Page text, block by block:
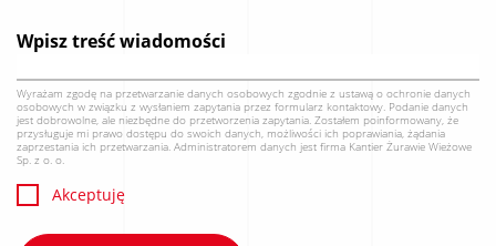
Wpisz treść wiadomości
Wyrażam zgodę na przetwarzanie danych osobowych zgodnie z ustawą o ochronie danych
osobowych w związku z wysłaniem zapytania przez formularz kontaktowy. Podanie danych
jest dobrowolne, ale niezbędne do przetworzenia zapytania. Zostałem poinformowany, że
przysługuje mi prawo dostępu do swoich danych, możliwości ich poprawiania, żądania
zaprzestania ich przetwarzania. Administratorem danych jest firma Kantier Żurawie Wieżowe
Sp. z o. o.
Akceptuję